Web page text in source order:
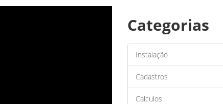
Categorias
Instalação
Cadastros
Calculos